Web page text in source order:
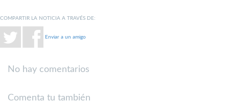
COMPARTIR LA NOTICIA A TRAVÉS DE:
Enviar a un amigo
No hay comentarios
Comenta tu también